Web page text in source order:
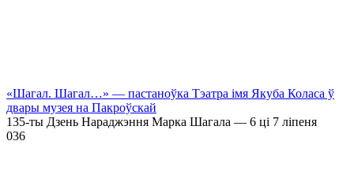
«Шагал. Шагал…» — пастаноўка Тэатра імя Якуба Коласа ў
двары музея на Пакроўскай
135-ты Дзень Нараджэння Марка Шагала — 6 ці 7 ліпеня
036